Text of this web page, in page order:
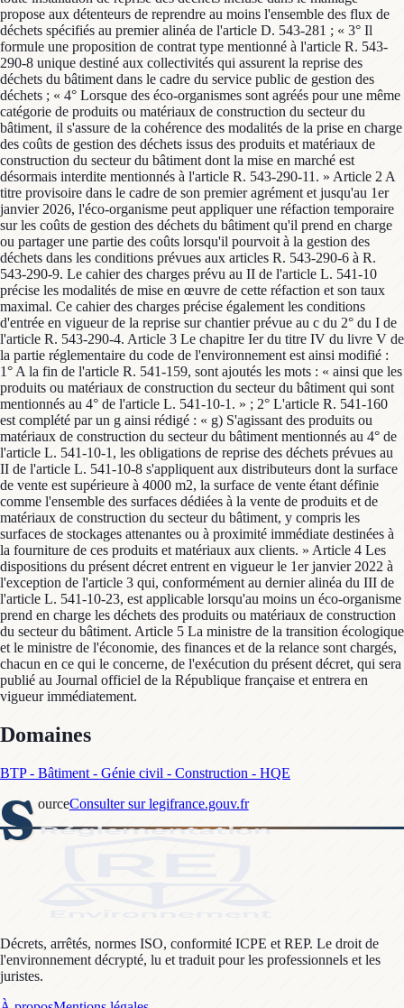
Domaines
BTP - Bâtiment - Génie civil - Construction - HQE
S ourceConsulter sur legifrance.gouv.fr
Décrets, arrêtés, normes ISO, conformité ICPE et REP. Le droit de
l'environnement décrypté, lu et traduit pour les professionnels et les
juristes.